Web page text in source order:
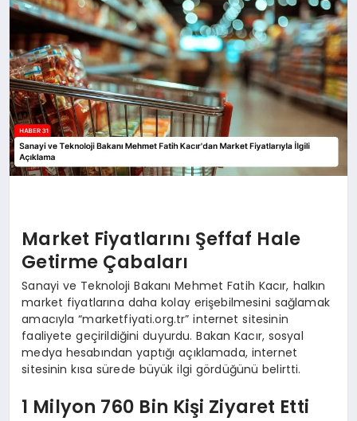
Market Fiyatlarını Şeffaf Hale
Getirme Çabaları
Sanayi ve Teknoloji Bakanı Mehmet Fatih Kacır, halkın
market fiyatlarına daha kolay erişebilmesini sağlamak
amacıyla “marketfiyati.org.tr” internet sitesinin
faaliyete geçirildiğini duyurdu. Bakan Kacır, sosyal
medya hesabından yaptığı açıklamada, internet
sitesinin kısa sürede büyük ilgi gördüğünü belirtti.
1 Milyon 760 Bin Kişi Ziyaret Etti